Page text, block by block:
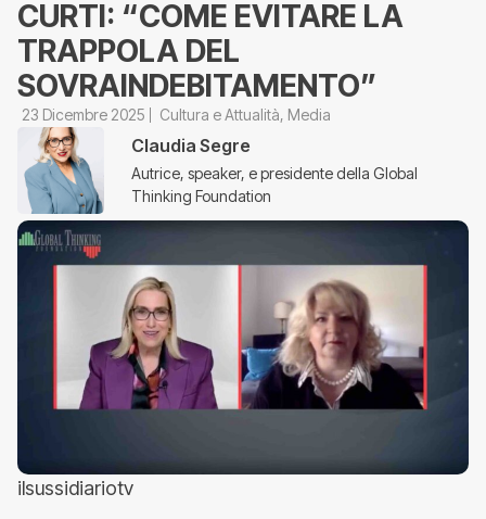
CURTI: “COME EVITARE LA
TRAPPOLA DEL
SOVRAINDEBITAMENTO”
23 Dicembre 2025 Cultura e Attualità, Media
Claudia Segre
Autrice, speaker, e presidente della Global
Thinking Foundation
ilsussidiariotv